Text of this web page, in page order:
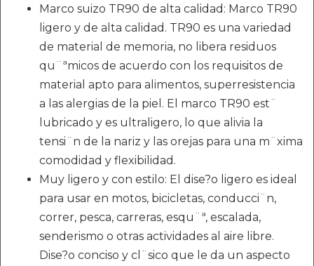
Marco suizo TR90 de alta calidad: Marco TR90
ligero y de alta calidad. TR90 es una variedad
de material de memoria, no libera residuos
qu¨ªmicos de acuerdo con los requisitos de
material apto para alimentos, superresistencia
a las alergias de la piel. El marco TR90 est¨
lubricado y es ultraligero, lo que alivia la
tensi¨n de la nariz y las orejas para una m¨xima
comodidad y flexibilidad.
Muy ligero y con estilo: El dise?o ligero es ideal
para usar en motos, bicicletas, conducci¨n,
correr, pesca, carreras, esqu¨ª, escalada,
senderismo o otras actividades al aire libre.
Dise?o conciso y cl¨sico que le da un aspecto